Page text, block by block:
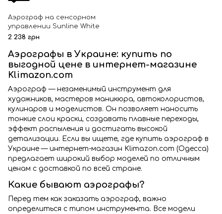
Аэрограф на сенсорном
управлении Sunline White
2 238 грн
Аэрографы в Украине: купить по
выгодной цене в интернет-магазине
Klimazon.com
Аэрограф — незаменимый инструмент для
художников, мастеров маникюра, автоколористов,
кулинаров и моделистов. Он позволяет наносить
тонкие слои краски, создавать плавные переходы,
эффект распыления и достигать высокой
детализации. Если вы ищете, где купить аэрограф в
Украине — интернет-магазин Klimazon.com (Одесса)
предлагает широкий выбор моделей по отличным
ценам с доставкой по всей стране.
Какие бывают аэрографы?
Перед тем как заказать аэрограф, важно
определиться с типом инструмента. Все модели